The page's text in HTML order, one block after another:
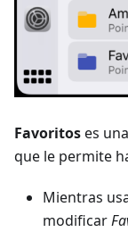
Favoritoses
que le permite
Mientras
modificar